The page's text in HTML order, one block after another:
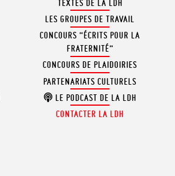
TEXTES DE LA LDH
LES GROUPES DE TRAVAIL
CONCOURS “ÉCRITS POUR LA
FRATERNITÉ”
CONCOURS DE PLAIDOIRIES
PARTENARIATS CULTURELS
LE PODCAST DE LA LDH
CONTACTER LA LDH